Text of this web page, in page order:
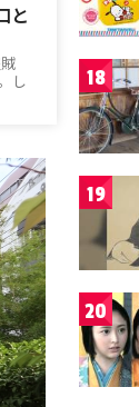
と
し
18
19
20